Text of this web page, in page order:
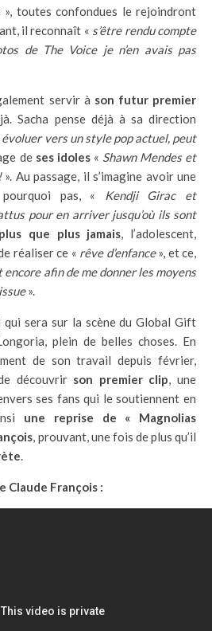
», toutes confondues le rejoindront
il reconnaît « s’être rendu compte
de The Voice je n’en avais pas
servir à son futur premier
Sacha pense déjà à sa direction
vers un style pop actuel, peut
de ses idoles« Shawn Mendes et
». Au passage, il s’imagine avoir une
pas, « Kendji Girac et
pour en arriver jusqu’où ils sont
que plus jamais, l’adolescent,
réaliser ce « rêve d’enfance», et ce,
afin de me donner les moyens
».
qui sera sur la scène du Global Gift
plein de belles choses. En
de son travail depuis février,
découvrir son premier clip, une
ses fans qui le soutiennent en
une reprise de « Magnolias
, prouvant, une fois de plus qu’il
.
Claude François :